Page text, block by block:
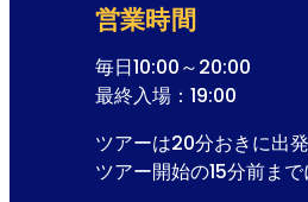
営業時間
毎日10:00～20:00
最終入場：19:00
ツアーは20分おきに出
ツアー開始の15分前まで